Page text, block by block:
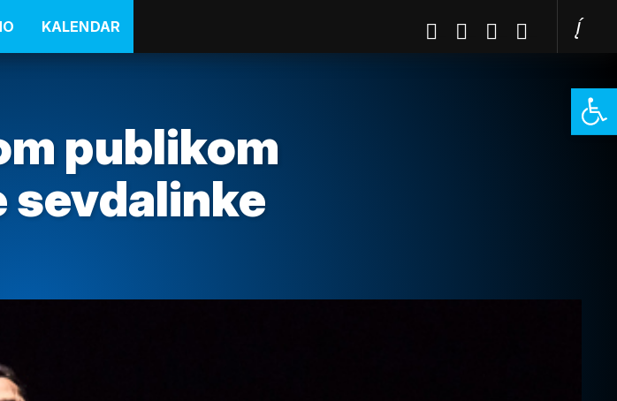
KALENDAR
publikom
sevdalinke